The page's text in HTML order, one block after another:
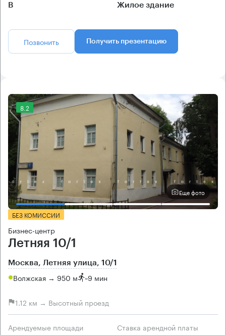
B Жилое здание
Позвонить Получить презентацию
8.2
Еще фото
БЕЗ КОМИССИИ
Бизнес-центр
Летняя 10/1
Москва, Летняя улица, 10/1
Волжская → 950 м ~9 мин
1.12 км → Высотный проезд
Арендуемые площади Ставка арендной платы